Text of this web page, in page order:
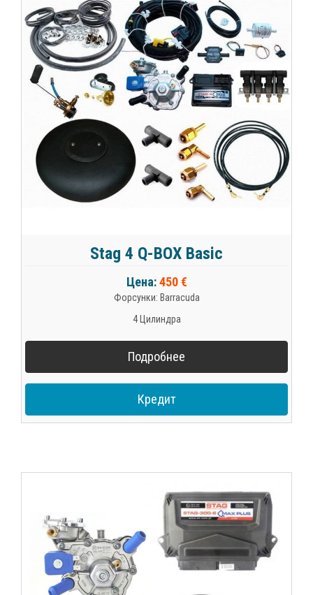
Stag 4 Q-BOX Basic
Цена:450 €
Форсунки: Barracuda
4 Цилиндра
Подробнее
Кредит